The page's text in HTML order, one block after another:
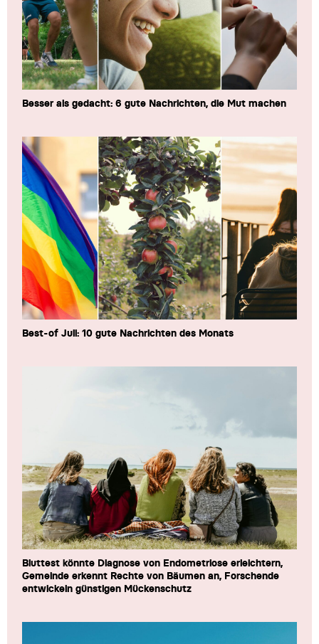
Besser als gedacht: 6 gute Nachrichten, die Mut machen
Best-of Juli: 10 gute Nachrichten des Monats
Bluttest könnte Diagnose von Endometriose erleichtern,
Gemeinde erkennt Rechte von Bäumen an, Forschende
entwickeln günstigen Mückenschutz